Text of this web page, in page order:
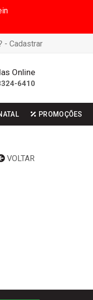
- Cadastrar
Online
6410
PROMOÇÕES
VOLTAR